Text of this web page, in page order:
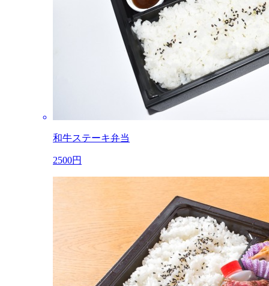
和牛ステーキ弁当
2500円